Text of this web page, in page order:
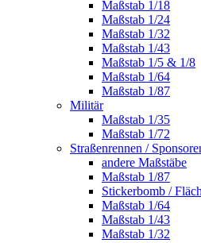
Maßstab 1/18
Maßstab 1/24
Maßstab 1/32
Maßstab 1/43
Maßstab 1/5 & 1/8
Maßstab 1/64
Maßstab 1/87
Militär
Maßstab 1/35
Maßstab 1/72
Straßenrennen /
andere Maßstäbe
Maßstab 1/87
Stickerbomb /
Maßstab 1/64
Maßstab 1/43
Maßstab 1/32